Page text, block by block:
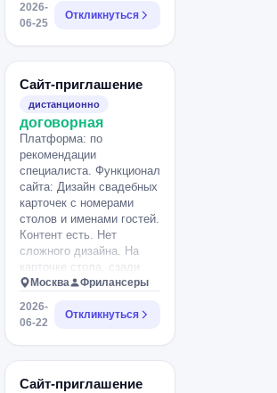
2026-
06-25
Откликнуться
Сайт-приглашение
дистанционно
договорная
Платформа: по
рекомендации
специалиста. Функционал
сайта: Дизайн свадебных
карточек с номерами
столов и именами гостей.
Контент есть. Нет
сложного дизайна. На
карточке стола, сзади
будет текст. Карточки с
фамилиями тоже без
сложного дизайна.
обсуждаемо.
Москва
Фрилансеры
2026-
06-22
Откликнуться
Сайт-приглашение